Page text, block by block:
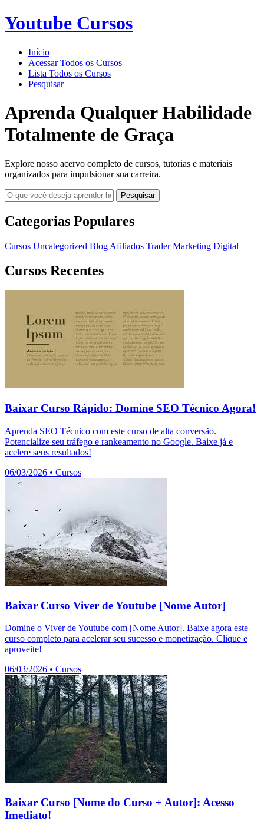
Youtube Cursos
Início
Acessar Todos os Cursos
Lista Todos os Cursos
Pesquisar
Aprenda Qualquer Habilidade
Totalmente de Graça
Explore nosso acervo completo de cursos, tutorias e materiais
organizados para impulsionar sua carreira.
Pesquisar
Categorias Populares
Cursos Uncategorized Blog Afiliados TraderMarketing Digital
Cursos Recentes
Baixar Curso Rápido: Domine SEO Técnico Agora!
Aprenda SEO Técnico com este curso de alta conversão.
Potencialize seu tráfego e rankeamento no Google. Baixe já e
acelere seus resultados!
06/03/2026 • Cursos
Baixar Curso Viver de Youtube [Nome Autor]
Domine o Viver de Youtube com [Nome Autor]. Baixe agora este
curso completo para acelerar seu sucesso e monetização. Clique e
aproveite!
06/03/2026 • Cursos
Baixar Curso [Nome do Curso + Autor]: Acesso
Imediato!